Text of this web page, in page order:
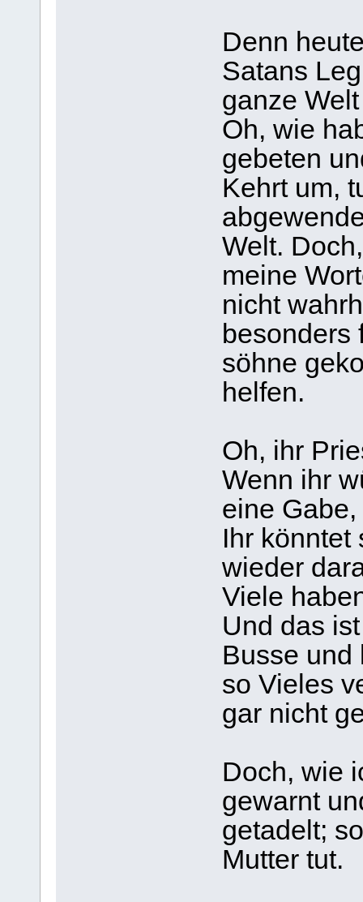
Denn
Satans
ganze
Oh, wie
gebeten
Kehrt um,
Welt.
meine
nicht
besonders
söhne
helfen.
Oh, ihr
Wenn ihr
eine
Ihr könntet
wieder
Viele
Und das
Busse und
so Vieles
gar nicht
Doch, wie
gewarnt
getadelt;
Mutter tut.